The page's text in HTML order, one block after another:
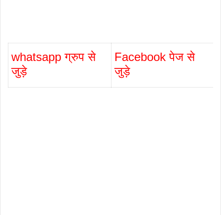
whatsapp ग्रुप से
जुड़े
Facebook पेज से
जुड़े